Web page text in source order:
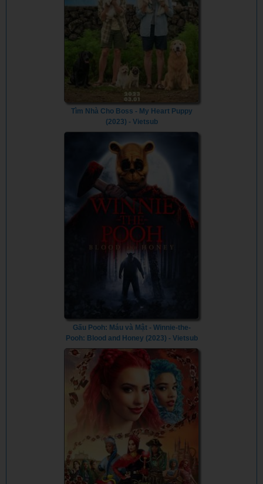
Tìm Nhà Cho Boss - My Heart Puppy
(2023) - Vietsub
Gấu Pooh: Máu và Mật - Winnie-the-
Pooh: Blood and Honey (2023) - Vietsub